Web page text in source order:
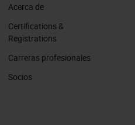
Acerca de
Certifications &
Registrations
Carreras profesionales
Socios